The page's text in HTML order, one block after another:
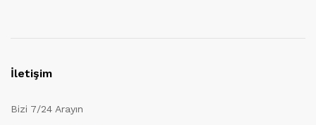
İletişim
Bizi 7/24 Arayın